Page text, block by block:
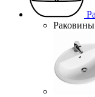
Раковины